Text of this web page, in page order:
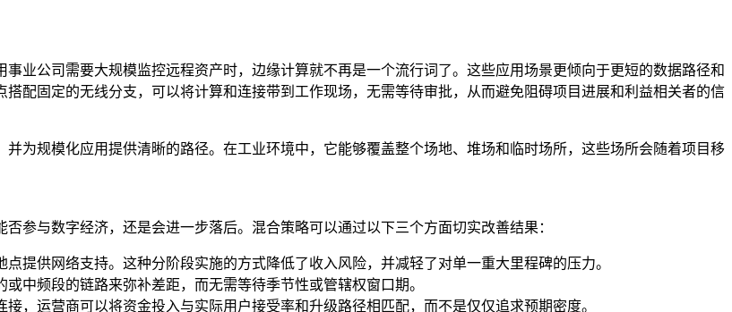
业公司需要大规模监控远程资产时，边缘计算就不再是一个流行词了。这些应用场景更倾向于更短的数据路径和
配固定的无线分支，可以将计算和连接带到工作现场，无需等待审批，从而避免阻碍项目进展和利益相关者的信
为规模化应用提供清晰的路径。在工业环境中，它能够覆盖整个场地、堆场和临时场所，这些场所会随着项目移
参与数字经济，还是会进一步落后。混合策略可以通过以下三个方面切实改善结果：
提供网络支持。这种分阶段实施的方式降低了收入风险，并减轻了对单一重大里程碑的压力。
中频段的链路来弥补差距，而无需等待季节性或管辖权窗口期。
，运营商可以将资金投入与实际用户接受率和升级路径相匹配，而不是仅仅追求预期密度。